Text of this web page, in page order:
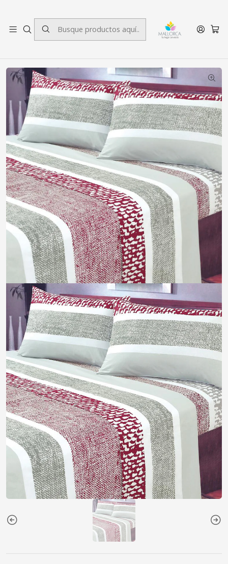
Inicio Dormitorio Sábanas 1 plaza
Juego de Sábanas 144 Hilos 1 Plaza Telar Burdeo